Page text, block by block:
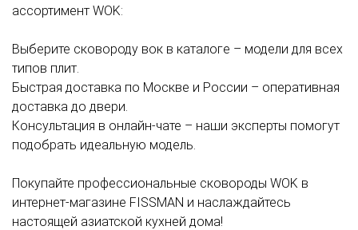
ассортимент WOK:
Выберите сковороду вок в каталоге – модели для всех
типов плит.
Быстрая доставка по Москве и России – оперативная
доставка до двери.
Консультация в онлайн-чате – наши эксперты помогут
подобрать идеальную модель.
Покупайте профессиональные сковороды WOK в
интернет-магазине FISSMAN и наслаждайтесь
настоящей азиатской кухней дома!